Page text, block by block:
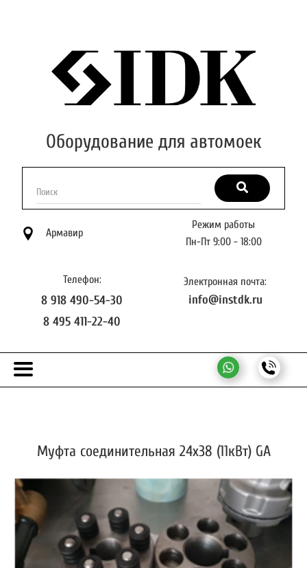
Оборудование для автомоек
Поиск
Армавир
Режим работы
Пн-Пт 9:00 - 18:00
Телефон:
8 918 490-54-30
8 495 411-22-40
Электронная почта:
info@instdk.ru
Муфта соединительная 24х38 (11кВт) GA